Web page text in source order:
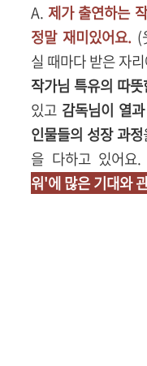
A.제가 출연하는
정말 재미있어요. (
실 때마다 받은 자
작가님 특유의 따
있고 감독님이 열
인물들의 성장 과정
을 다하고 있어요.
워'에 많은 기대와